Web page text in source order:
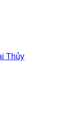
Thủy